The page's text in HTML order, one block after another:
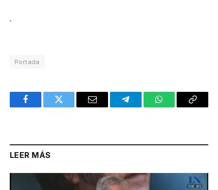
.
Portada
FacebookTwitter Email TelegramWhatsAppCopy
LEER MÁS